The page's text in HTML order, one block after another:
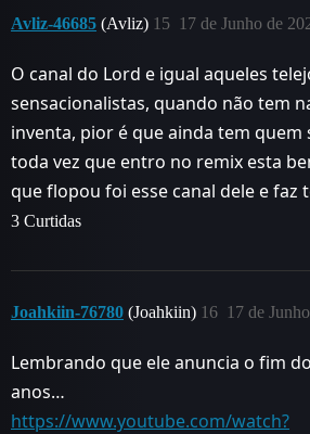
Avliz-46685 (Avliz) 17 de Junho de
15
O canal do Lord e igual aqueles
sensacionalistas, quando não tem
inventa, pior é que ainda tem quem
toda vez que entro no remix esta
que flopou foi esse canal dele e faz
3 Curtidas
Joahkiin-76780 (Joahkiin) 17 de
16
Lembrando que ele anuncia o fim
anos…
https://www.youtube.com/watch?